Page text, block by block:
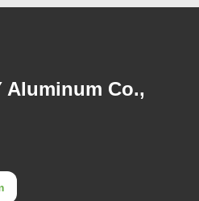
Aluminum Co.,